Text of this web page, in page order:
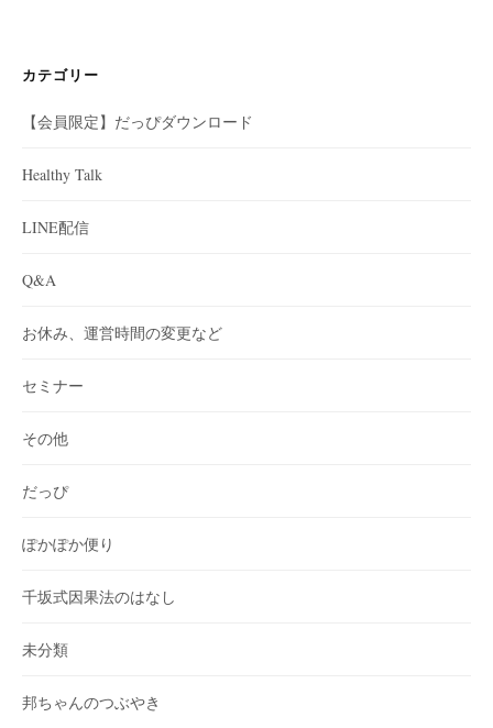
カテゴリー
【会員限定】だっぴダウンロード
Healthy Talk
LINE配信
Q&A
お休み、運営時間の変更など
セミナー
その他
だっぴ
ぽかぽか便り
千坂式因果法のはなし
未分類
邦ちゃんのつぶやき